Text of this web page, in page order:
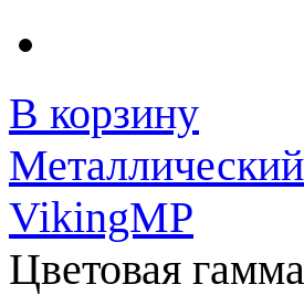
В корзину
VikingMP
Цветовая гамма